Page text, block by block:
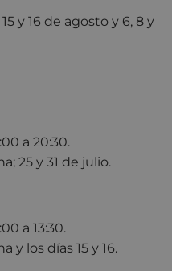
y 16 de agosto y 6, 8 y
a 20:30.
25 y 31 de julio.
a 13:30.
y los días 15 y 16.